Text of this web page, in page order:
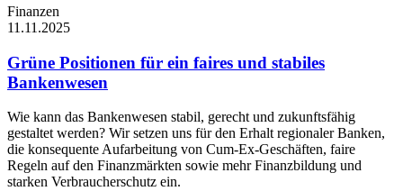
Finanzen
11.11.2025
Grüne Positionen für ein faires und stabiles
Bankenwesen
Wie kann das Bankenwesen stabil, gerecht und zukunftsfähig
gestaltet werden? Wir setzen uns für den Erhalt regionaler Banken,
die konsequente Aufarbeitung von Cum-Ex-Geschäften, faire
Regeln auf den Finanzmärkten sowie mehr Finanzbildung und
starken Verbraucherschutz ein.